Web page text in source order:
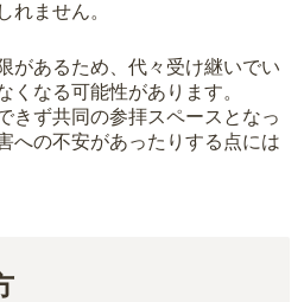
れません。
があるため、代々受け継いでい
くなる可能性があります。
きず共同の参拝スペースとなっ
への不安があったりする点には